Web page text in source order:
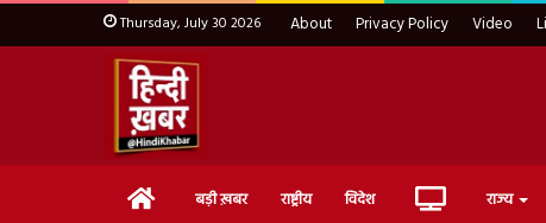
Thursday, July 30 2026 About Privacy Policy Video
Home बड़ी ख़बर राष्ट्रीय विदेश Live राज्य